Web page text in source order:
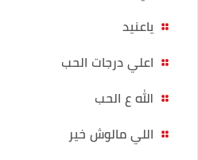
ياعنيد
اعلي درجات الحب
الله ع الحب
اللي مالوش خير